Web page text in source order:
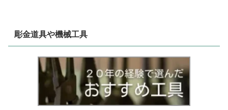
彫金道具や機械工具